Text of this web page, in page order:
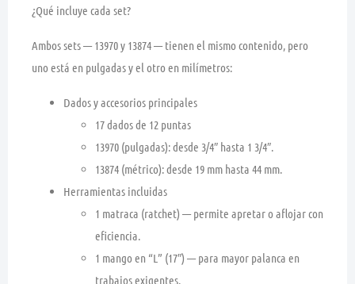
¿Qué incluye cada set?
Ambos sets —13970y 13874— tienen el mismo contenido, pero
uno está en pulgadasy el otro en milímetros:
Dados y accesorios principales
17 dados de 12 puntas
13970 (pulgadas):desde 3/4″ hasta 1 3/4″.
13874 (métrico):desde 19 mm hasta 44 mm.
Herramientas incluidas
1 matraca (ratchet) — permite apretar o aflojar con
eficiencia.
1 mango en “L” (17″) — para mayor palanca en
trabajos exigentes.